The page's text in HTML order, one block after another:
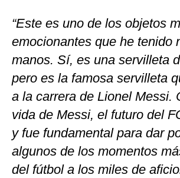
“Este es uno de los objetos
emocionantes que he tenido
manos. Sí, es una servilleta
pero es la famosa servilleta
a la carrera de Lionel Messi.
vida de Messi, el futuro del
y fue fundamental para dar
algunos de los momentos
del fútbol a los miles de